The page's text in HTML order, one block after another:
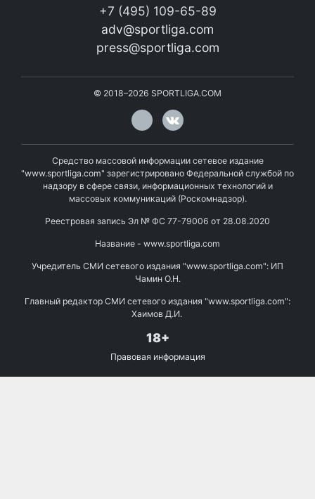
+7 (495) 109-65-89
adv@sportliga.com
press@sportliga.com
© 2018–2026 SPORTLIGA.COM
Средство массовой информации сетевое издание
"www.sportliga.com" зарегистрировано Федеральной службой по
надзору в сфере связи, информационных технологий и
массовых коммуникаций (Роскомнадзор).
Реестровая запись Эл № ФС 77-79006 от 28.08.2020
Название - www.sportliga.com
Учредитель СМИ сетевого издания "www.sportliga.com": ИП
Чамин О.Н.
Главный редактор СМИ сетевого издания "www.sportliga.com":
Хаимов Д.И.
18+
Правовая информация